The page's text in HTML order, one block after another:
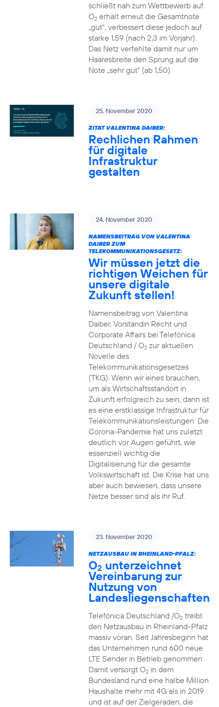
schließt nah zum Wettbewerb auf.
O2erhält erneut die Gesamtnote
„gut“, verbessert diese jedoch auf
starke 1,59 (nach 2,3 im Vorjahr).
Das Netz verfehlte damit nur um
Haaresbreite den Sprung auf die
Note „sehr gut“ (ab 1,50).
25. November 2020
ZITAT VALENTINA DAIBER:
Rechlichen Rahmen
für digitale
Infrastruktur
gestalten
24. November 2020
NAMENSBEITRAG VON VALENTINA
DAIBER ZUM
TELEKOMMUNIKATIONSGESETZ:
Wir müssen jetzt die
richtigen Weichen für
unsere digitale
Zukunft stellen!
Namensbeitrag von Valentina
Daiber, Vorständin Recht und
Corporate Affairs bei Telefónica
Deutschland / O2zur aktuellen
Novelle des
Telekommunikationsgesetzes
(TKG). Wenn wir eines brauchen,
um als Wirtschaftsstandort in
Zukunft erfolgreich zu sein, dann ist
es eine erstklassige Infrastruktur für
Telekommunikationsleistungen. Die
Corona-Pandemie hat uns zuletzt
deutlich vor Augen geführt, wie
essenziell wichtig die
Digitalisierung für die gesamte
Volkswirtschaft ist. Die Krise hat uns
aber auch bewiesen, dass unsere
Netze besser sind als ihr Ruf.
23. November 2020
NETZAUSBAU IN RHEINLAND-PFALZ:
O2 unterzeichnet
Vereinbarung zur
Nutzung von
Landesliegenschaften
Telefónica Deutschland /O2treibt
den Netzausbau in Rheinland-Pfalz
massiv voran. Seit Jahresbeginn hat
das Unternehmen rund 600 neue
LTE Sender in Betrieb genommen.
Damit versorgt O2in dem
Bundesland rund eine halbe Million
Haushalte mehr mit 4G als in 2019
und ist auf der Zielgeraden, die